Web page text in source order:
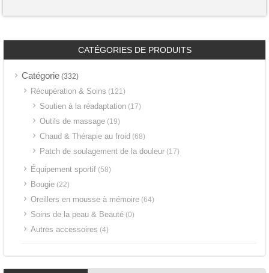
CATÉGORIES DE PRODUITS
Catégorie (332)
Récupération & Soins (121)
Soutien à la réadaptation (17)
Outils de massage (19)
Chaud & Thérapie au froid (68)
Patch de soulagement de la douleur (17)
Équipement sportif (58)
Bougie (22)
Oreillers en mousse à mémoire (64)
Soins de la peau & Beauté (0)
Autres accessoires (4)